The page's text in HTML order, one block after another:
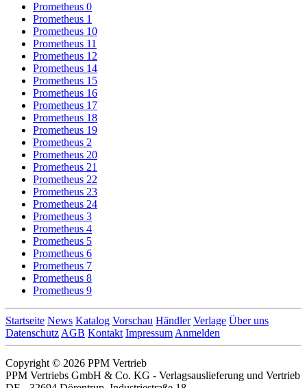
Prometheus 0
Prometheus 1
Prometheus 10
Prometheus 11
Prometheus 12
Prometheus 14
Prometheus 15
Prometheus 16
Prometheus 17
Prometheus 18
Prometheus 19
Prometheus 2
Prometheus 20
Prometheus 21
Prometheus 22
Prometheus 23
Prometheus 24
Prometheus 3
Prometheus 4
Prometheus 5
Prometheus 6
Prometheus 7
Prometheus 8
Prometheus 9
Startseite News Katalog Vorschau Händler Verlage Über uns
Datenschutz AGB Kontakt Impressum Anmelden
Copyright © 2026 PPM Vertrieb
PPM Vertriebs GmbH & Co. KG - Verlagsauslieferung und Vertrieb